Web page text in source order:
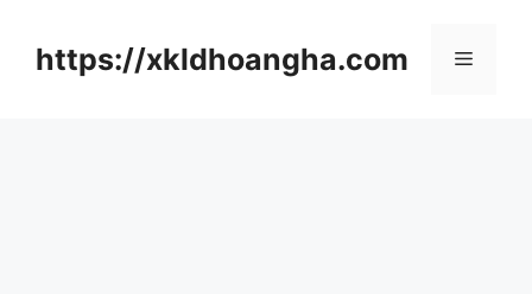
https://xkldhoangha.com 메